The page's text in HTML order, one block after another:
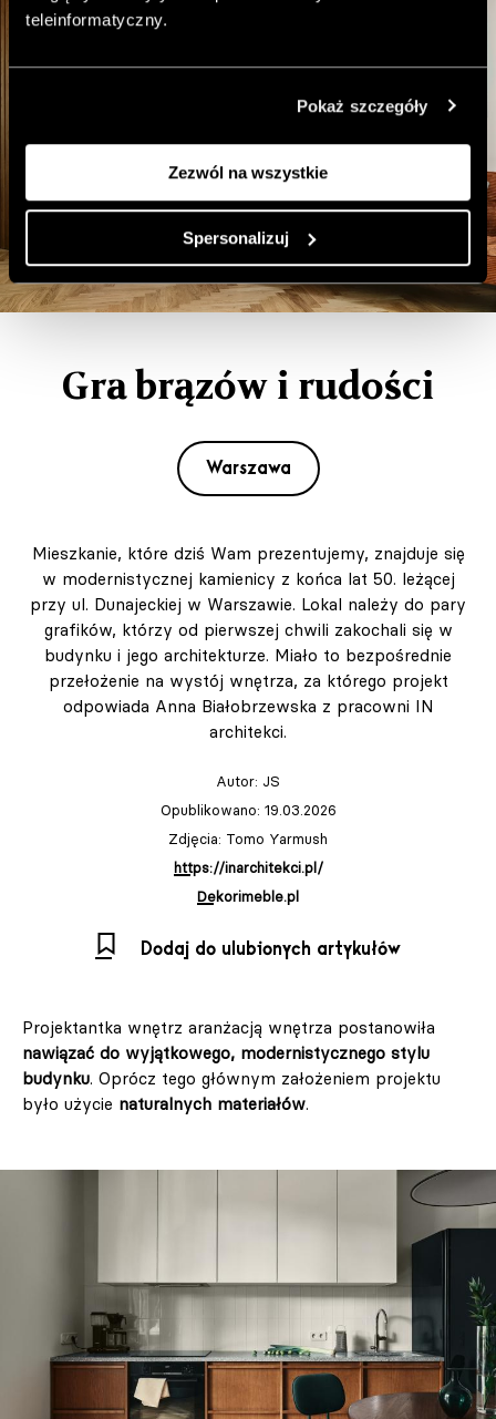
teleinformatyczny.
Pokaż szczegóły
Zezwól na wszystkie
Spersonalizuj
Gra brązów i rudości
Warszawa
Mieszkanie, które dziś Wam prezentujemy, znajduje się
w modernistycznej kamienicy z końca lat 50. leżącej
przy ul. Dunajeckiej w Warszawie. Lokal należy do pary
grafików, którzy od pierwszej chwili zakochali się w
budynku i jego architekturze. Miało to bezpośrednie
przełożenie na wystój wnętrza, za którego projekt
odpowiada Anna Białobrzewska z pracowni IN
architekci.
Autor: JS
Opublikowano: 19.03.2026
Zdjęcia: Tomo Yarmush
https://inarchitekci.pl/
Dekorimeble.pl
Dodaj do ulubionych artykułów
Projektantka wnętrz aranżacją wnętrza postanowiła
nawiązać do wyjątkowego, modernistycznego stylu
budynku. Oprócz tego głównym założeniem projektu
było użycie naturalnych materiałów.